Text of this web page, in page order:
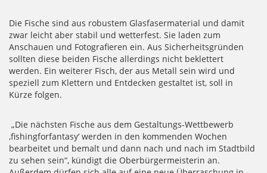
Die Fische sind aus robustem Glasfasermaterial und damit
zwar leicht aber stabil und wetterfest. Sie laden zum
Anschauen und Fotografieren ein. Aus Sicherheitsgründen
sollten diese beiden Fische allerdings nicht beklettert
werden. Ein weiterer Fisch, der aus Metall sein wird und
speziell zum Klettern und Entdecken gestaltet ist, soll in
Kürze folgen.
„Die nächsten Fische aus dem Gestaltungs-Wettbewerb
‚fishingforfantasy‘ werden in den kommenden Wochen
bearbeitet und bemalt und dann nach und nach im Stadtbild
zu sehen sein“, kündigt die Oberbürgermeisterin an.